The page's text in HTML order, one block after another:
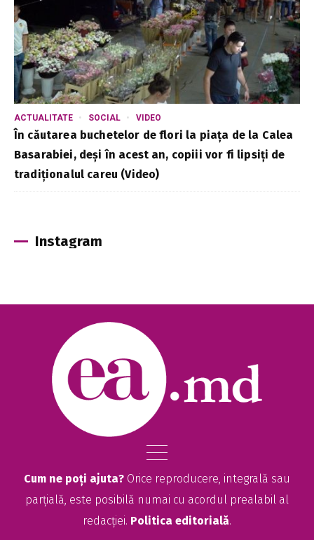
ACTUALITATE SOCIAL VIDEO
În căutarea buchetelor de flori la piața de la Calea
Basarabiei, deși în acest an, copiii vor fi lipsiți de
tradiționalul careu (Video)
Instagram
Cum ne poți ajuta? Orice reproducere, integrală sau
parțială, este posibilă numai cu acordul prealabil al
redacției. Politica editorială.